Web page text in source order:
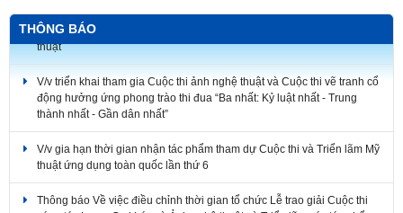
THÔNG BÁO
V/v triển khai tham gia Cuộc thi ảnh nghệ thuật và Cuộc thi vẽ tranh cổ
thành nhất - Gần dân nhất”
V/v gia hạn thời gian nhận tác phẩm tham dự Cuộc thi và Triển lãm Mỹ
Thông báo Về việc điều chỉnh thời gian tổ chức Lễ trao giải Cuộc thi
nghệ thuật chủ đề “Chân dung người chiến sĩ Lực lượng Vũ trang